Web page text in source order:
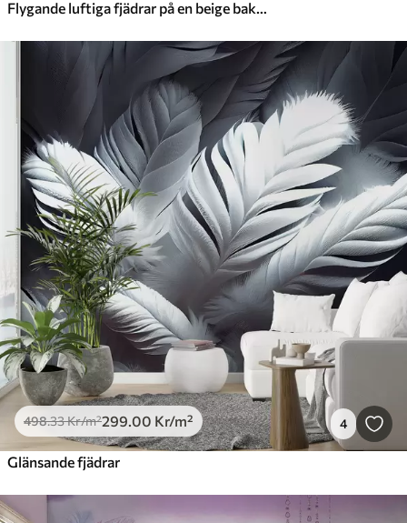
Flygande luftiga fjädrar på en beige bakgrund
498.33Kr/m²299.00 Kr/m² 4
Glänsande fjädrar